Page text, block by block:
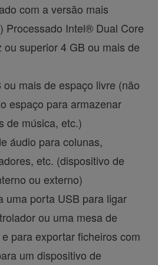
com a versão mais
Processado Intel® Dual Core
ou superior 4 GB ou mais de
ou mais de espaço livre (não
espaço para armazenar
de música, etc.)
áudio para colunas,
etc. (dispositivo de
ou externo)
uma porta USB para ligar
ou uma mesa de
para exportar ficheiros com
um dispositivo de